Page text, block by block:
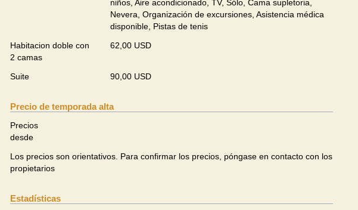
niños, Aire acondicionado, TV, Sólo, Cama supletoria,
Nevera, Organización de excursiones, Asistencia médica
disponible, Pistas de tenis
Habitacion doble con
2 camas
62,00 USD
Suite 90,00 USD
Precio de temporada alta
Precios
desde
Los precios son orientativos. Para confirmar los precios, póngase en contacto con los
propietarios
Estadísticas